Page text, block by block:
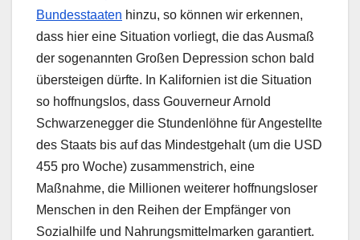
Bundesstaaten hinzu, so können wir erkennen,
dass hier eine Situation vorliegt, die das Ausmaß
der sogenannten Großen Depression schon bald
übersteigen dürfte. In Kalifornien ist die Situation
so hoffnungslos, dass Gouverneur Arnold
Schwarzenegger die Stundenlöhne für Angestellte
des Staats bis auf das Mindestgehalt (um die USD
455 pro Woche) zusammenstrich, eine
Maßnahme, die Millionen weiterer hoffnungsloser
Menschen in den Reihen der Empfänger von
Sozialhilfe und Nahrungsmittelmarken garantiert.